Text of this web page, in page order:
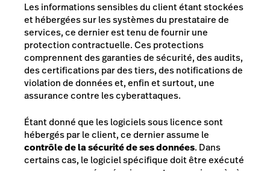
Les informations sensibles du client étant stockées
et hébergées sur les systèmes du prestataire de
services, ce dernier est tenu de fournir une
protection contractuelle. Ces protections
comprennent des garanties de sécurité, des audits,
des certifications par des tiers, des notifications de
violation de données et, enfin et surtout, une
assurance contre les cyberattaques.
Étant donné que les logiciels sous licence sont
hébergés par le client, ce dernier assume le
contrôle de la sécurité de ses données. Dans
certains cas, le logiciel spécifique doit être exécuté